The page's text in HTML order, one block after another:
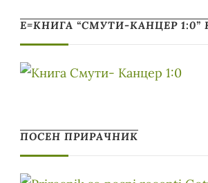
Е=КНИГА “СМУТИ-КАНЦЕР 1:0”
ПОСЕН ПРИРАЧНИК